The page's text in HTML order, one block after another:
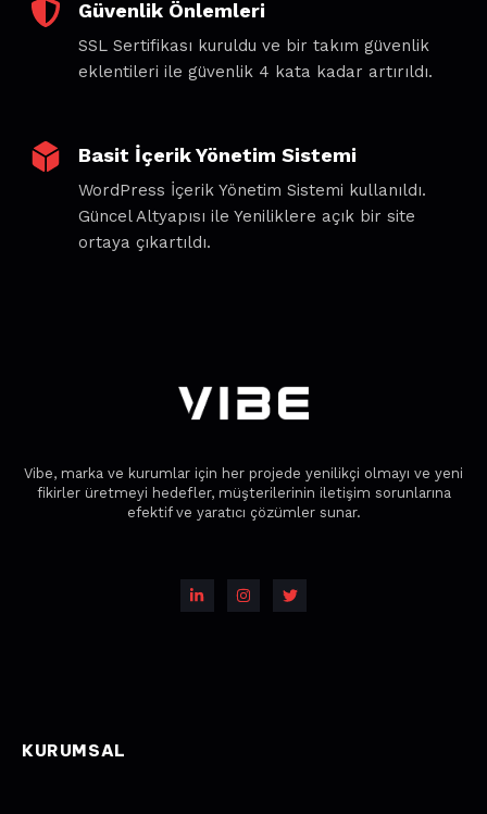
Güvenlik Önlemleri
SSL Sertifikası kuruldu ve bir takım güvenlik
eklentileri ile güvenlik 4 kata kadar artırıldı.
Basit İçerik Yönetim Sistemi
WordPress İçerik Yönetim Sistemi kullanıldı.
Güncel Altyapısı ile Yeniliklere açık bir site
ortaya çıkartıldı.
Vibe, marka ve kurumlar için her projede yenilikçi olmayı ve yeni
fikirler üretmeyi hedefler, müşterilerinin iletişim sorunlarına
efektif ve yaratıcı çözümler sunar.
KURUMSAL